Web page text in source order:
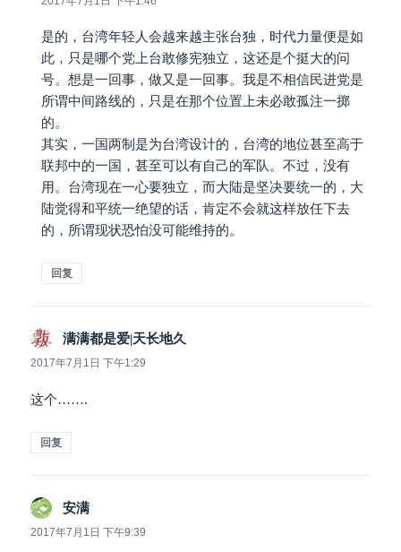
是的，台湾年轻人会越来越主张台独，时代力量便是如
此，只是哪个党上台敢修宪独立，这还是个挺大的问
号。想是一回事，做又是一回事。我是不相信民进党是
所谓中间路线的，只是在那个位置上未必敢孤注一掷
的。
其实，一国两制是为台湾设计的，台湾的地位甚至高于
联邦中的一国，甚至可以有自己的军队。不过，没有
用。台湾现在一心要独立，而大陆是坚决要统一的，大
陆觉得和平统一绝望的话，肯定不会就这样放任下去
的，所谓现状恐怕没可能维持的。
回复
满满都是爱|天长地久
2017年7月1日 下午1:29
这个…….
回复
安满
道：
2017年7月1日 下午9:39